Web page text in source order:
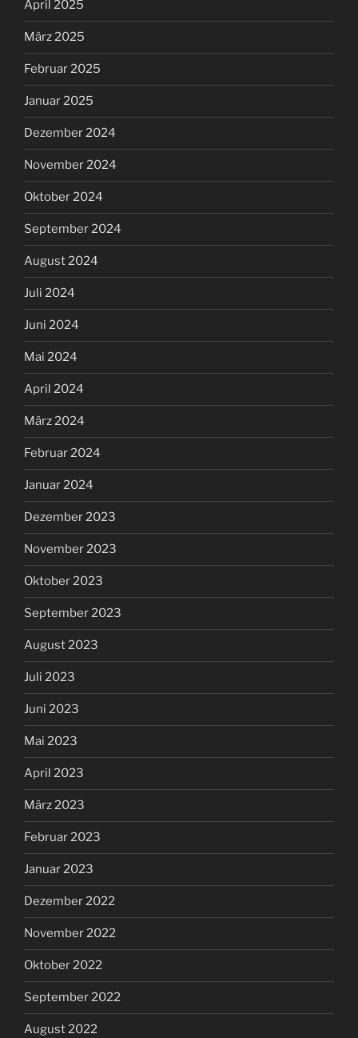
April 2025
März 2025
Februar 2025
Januar 2025
Dezember 2024
November 2024
Oktober 2024
September 2024
August 2024
Juli 2024
Juni 2024
Mai 2024
April 2024
März 2024
Februar 2024
Januar 2024
Dezember 2023
November 2023
Oktober 2023
September 2023
August 2023
Juli 2023
Juni 2023
Mai 2023
April 2023
März 2023
Februar 2023
Januar 2023
Dezember 2022
November 2022
Oktober 2022
September 2022
August 2022